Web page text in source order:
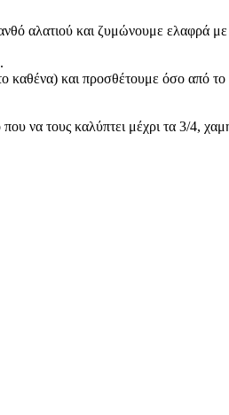
αλατιού και ζυμώνουμε ελαφρά
και προσθέτουμε όσο από το
να τους καλύπτει μέχρι τα 3/4,